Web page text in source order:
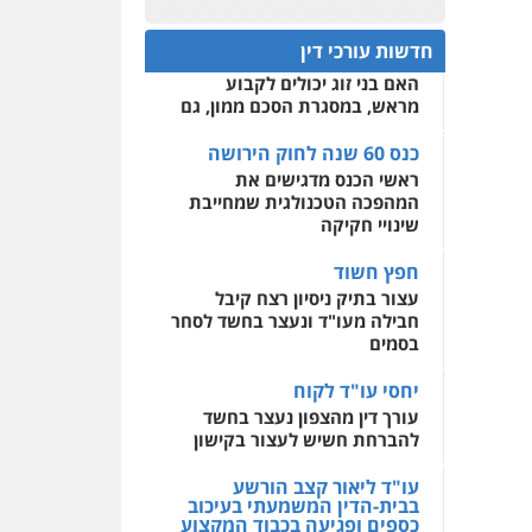
פלילי פשיעה חמורה
צווארון לבן
וחקירות
0502228917
עו"ד מוחמד סביחאת
פלילי תעבורה פשיעה
כלכלית
0525077716
עו"ד יניב זוסמן
פלילי כלכלי פשיעה
חמורה מעצרים וחקירות
0525199949
עו"ד אמיר נאטור
פלילי פשיעה חמורה
צווארון לבן מעצרים
0543326767
0522508109
אחסון אתרים
מהירות הגנה גיבוי
לעורכי דין
מרכז התחלה חדשה
שירותים מקצועיים לעורכי
דין
0544500346
חדשות עורכי דין
המתח שבין חוק יחסי ממון
לבין חוק הירושה
האם בני זוג יכולים לקבוע
מראש, במסגרת הסכם ממון, גם
כנס 60 שנה לחוק הירושה
ראשי הכנס מדגישים את
המהפכה הטכנולגית שמחייבת
שינויי חקיקה
חפץ חשוד
עצור בתיק ניסיון רצח קיבל
חבילה מעו"ד ונעצר בחשד לסחר
בסמים
יחסי עו"ד לקוח
עורך דין מהצפון נעצר בחשד
להברחת חשיש לעצור בקישון
עו"ד ליאור קצב הורשע
בבית-הדין המשמעתי בעיכוב
כספים ופגיעה בכבוד המקצוע